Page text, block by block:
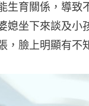
生育關係，導致
媳坐下來談及小
，臉上明顯有不